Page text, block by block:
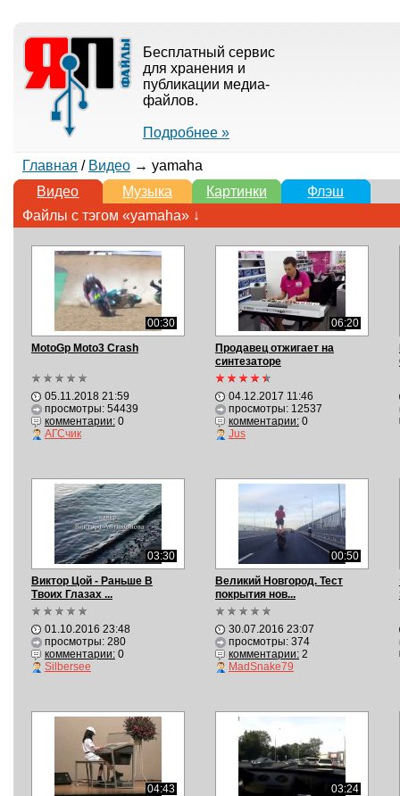
Бесплатный сервис
для хранения и
публикации медиа-
файлов.
Подробнее »
Главная / Видео→ yamaha
Видео
Музыка Картинки
Флэш
Файлы с тэгом «yamaha» ↓
00:30
MotoGp Moto3 Crash
05.11.2018 21:59
просмотры: 54439
комментарии:0
АГСчик
06:20
Продавец отжигает на
синтезаторе
04.12.2017 11:46
просмотры: 12537
комментарии:0
Jus
03:30
Виктор Цой - Раньше В
Твоих Глазах ...
01.10.2016 23:48
просмотры: 280
комментарии:0
Silbersee
00:50
Великий Новгород. Тест
покрытия нов...
30.07.2016 23:07
просмотры: 374
комментарии:2
MadSnake79
04:43
03:24